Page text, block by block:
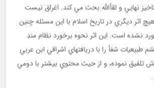
نهايي و لقأالله بحث مي كند. اغراق نيست
اثر ديگري در تاريخ اسلام با اين مسئله چنين
نشده است. اين اثر نحوه برخورد نظام مندِ
طبيعيات شفأ را با دريافتهاي اشراقي ابن عربي
اش تلفيق نموده، و از حيث محتوي بيشتر با دومي
.